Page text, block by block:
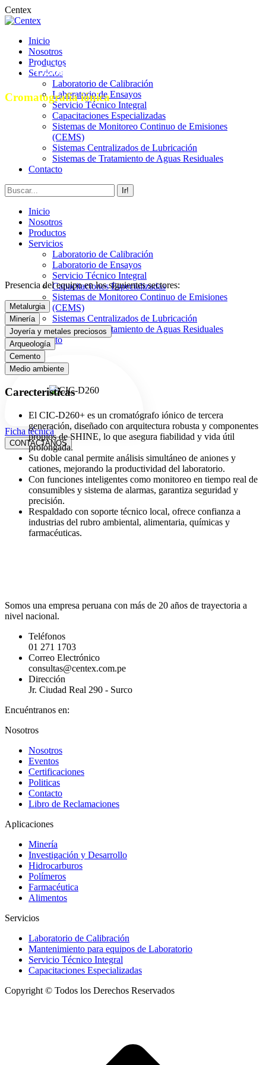
Saltar
al
Centex
Inicio
Nosotros
Productos
Servicios
Laboratorio de Calibración
Laboratorio de Ensayos
Servicio Técnico Integral
Capacitaciones Especializadas
Sistemas de Monitoreo Continuo de Emisiones
(CEMS)
Sistemas Centralizados de Lubricación
Sistemas de Tratamiento de Aguas Residuales
Contacto
Buscar:
Inicio
Nosotros
Productos
Servicios
Laboratorio de Calibración
Laboratorio de Ensayos
Servicio Técnico Integral
Capacitaciones Especializadas
Sistemas de Monitoreo Continuo de Emisiones
(CEMS)
Sistemas Centralizados de Lubricación
Sistemas de Tratamiento de Aguas Residuales
Contacto
Ficha técnica
CONTACTANOS
CIC-D260+
Cromatografía iónica
Presencia del equipo en los siguientes sectores:
Metalurgia
Minería
Joyería y metales preciosos
Arqueología
Cemento
Medio ambiente
Carecteristicas
El CIC-D260+ es un cromatógrafo iónico de tercera
generación, diseñado con arquitectura robusta y componentes
propios de SHINE, lo que asegura fiabilidad y vida útil
prolongada.
Su doble canal permite análisis simultáneo de aniones y
cationes, mejorando la productividad del laboratorio.
Con funciones inteligentes como monitoreo en tiempo real de
consumibles y sistema de alarmas, garantiza seguridad y
precisión.
Respaldado con soporte técnico local, ofrece confianza a
industrias del rubro ambiental, alimentaria, químicas y
farmacéuticas.
Somos una empresa peruana con más de 20 años de trayectoria a
nivel nacional.
Teléfonos
01 271 1703
Correo Electrónico
consultas@centex.com.pe
Dirección
Jr. Ciudad Real 290 - Surco
Encuéntranos en:
YouTube
opens
new
window
Linkedin
opens
new
window
Nosotros
Nosotros
Eventos
Certificaciones
Politicas
Contacto
Libro de Reclamaciones
Aplicaciones
Minería
Investigación y Desarrollo
Hidrocarburos
Polímeros
Farmacéutica
Alimentos
Servicios
Laboratorio de Calibración
Mantenimiento para equipos de Laboratorio
Servicio Técnico Integral
Capacitaciones Especializadas
Copyright © Todos los Derechos Reservados